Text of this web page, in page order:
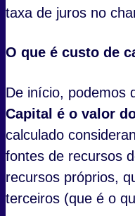
taxa de juros no
O que é custo de
De início, podemos
Capital é o valor
calculado
fontes de recursos
recursos próprios,
terceiros (que é o